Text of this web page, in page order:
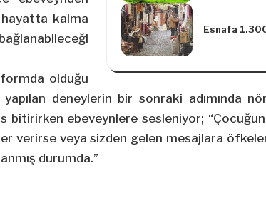
Esnafa
hayatta kalma
olduğu
deneylerin bir sonraki adımında
bitirirken ebeveynlere sesleniyor;
verirse veya sizden gelen mesajlara
durumda.”